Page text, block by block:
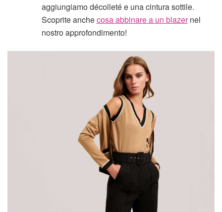
aggiungiamo décolleté e una cintura sottile.
Scoprite anchecosa abbinare a un blazernel
nostro approfondimento!